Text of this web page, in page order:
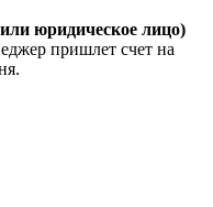
юридическое лицо)
пришлет счет на